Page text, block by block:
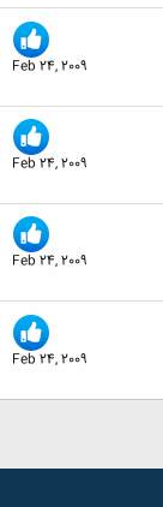
Feb 24, 2009
Feb 24, 2009
Feb 24, 2009
Feb 24, 2009